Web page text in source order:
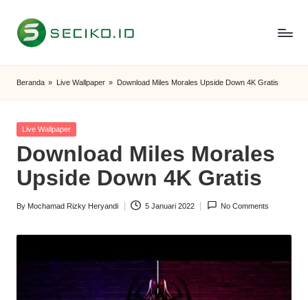
Skip
S
e
c
i
k
o
I
Beranda » Live Wallpaper » Download Miles Morales Upside Down 4K Gratis
Posted
Live Wallpaper
Download Miles Morales
Upside Down 4K Gratis
Posted
By Mochamad Rizky Heryandi 5 Januari 2022 No Comments